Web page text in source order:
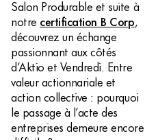
Salon Produrable et suite à
notre certification B Corp,
découvrez un échange
passionnant aux côtés
d’Aktio et Vendredi. Entre
valeur actionnariale et
action collective : pourquoi
le passage à l’acte des
entreprises demeure encore